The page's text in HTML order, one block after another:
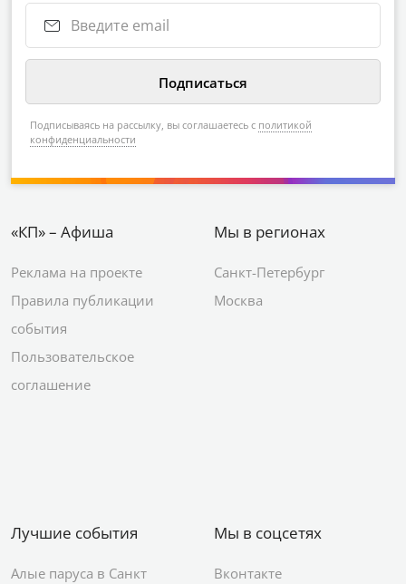
Подписываясь на рассылку, вы соглашаетесь с политикой
конфиденциальности
«КП» – Афиша
Реклама на проекте
Правила публикации
события
Пользовательское
соглашение
Мы в регионах
Санкт-Петербург
Москва
Лучшие события
Алые паруса в Санкт
Мы в соцсетях
Вконтакте